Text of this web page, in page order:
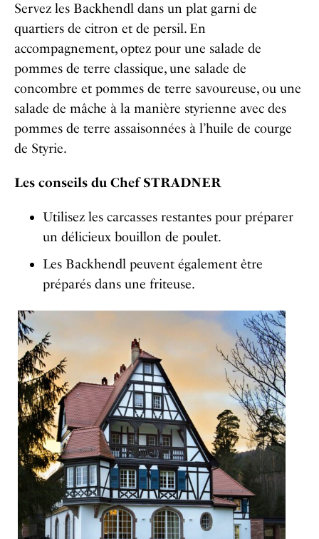
Servez les Backhendl dans un plat garni de
quartiers de citron et de persil. En
accompagnement, optez pour une salade de
pommes de terre classique, une salade de
concombre et pommes de terre savoureuse, ou une
salade de mâche à la manière styrienne avec des
pommes de terre assaisonnées à l’huile de courge
de Styrie.
Les conseils du Chef STRADNER
Utilisez les carcasses restantes pour préparer
un délicieux bouillon de poulet.
Les Backhendl peuvent également être
préparés dans une friteuse.